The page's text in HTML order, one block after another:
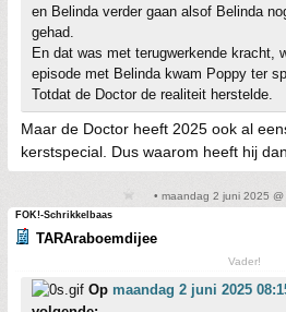
en Belinda verder gaan alsof Belinda
gehad.
En dat was met terugwerkende kracht,
episode met Belinda kwam Poppy ter
Totdat de Doctor de realiteit herstelde.
Maar de Doctor heeft 2025 ook al
kerstspecial. Dus waarom heeft hij
• maandag 2 juni 2025
FOK!-Schrikkelbaas
TARAraboemdijee
Vader!
Op maandag 2 juni 2025